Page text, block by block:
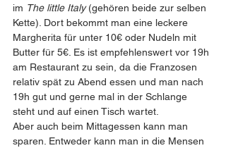
im The little Italy (gehören beide zur selben
Kette). Dort bekommt man eine leckere
Margherita für unter 10€ oder Nudeln mit
Butter für 5€. Es ist empfehlenswert vor 19h
am Restaurant zu sein, da die Franzosen
relativ spät zu Abend essen und man nach
19h gut und gerne mal in der Schlange
steht und auf einen Tisch wartet.
Aber auch beim Mittagessen kann man
sparen. Entweder kann man in die Mensen